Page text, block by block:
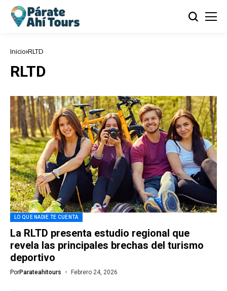
Inicio RLTD
RLTD
LO QUE NADIE TE CUENTA
La RLTD presenta estudio regional que
revela las principales brechas del turismo
deportivo
PorParateahitours Febrero 24, 2026